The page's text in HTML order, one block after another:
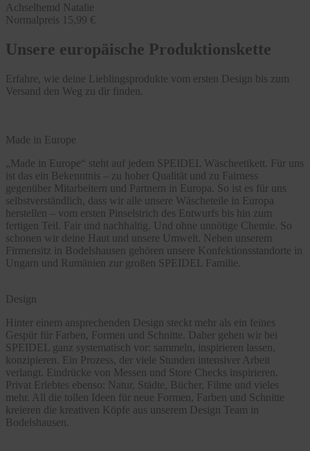
Achselhemd Natalie
Normalpreis 15,99 €
Unsere europäische Produktionskette
Erfahre, wie deine Lieblingsprodukte vom ersten Design bis zum
Versand den Weg zu dir finden.
Made in Europe
„Made in Europe“ steht auf jedem SPEIDEL Wäscheetikett. Für uns
ist das ein Bekenntnis – zu hoher Qualität und zu Fairness
gegenüber Mitarbeitern und Partnern in Europa. So ist es für uns
selbstverständlich, dass wir alle unsere Wäscheteile in Europa
herstellen – vom ersten Pinselstrich des Entwurfs bis hin zum
fertigen Teil. Fair und nachhaltig. Und ohne unnötige Chemie. So
schonen wir deine Haut und unsere Umwelt. Neben unserem
Firmensitz in Bodelshausen gehören unsere Konfektionsstandorte in
Ungarn und Rumänien zur großen SPEIDEL Familie.
Design
Hinter einem ansprechenden Design steckt mehr als ein feines
Gespür für Farben, Formen und Schnitte. Daher gehen wir bei
SPEIDEL ganz systematisch vor: sammeln, inspirieren lassen,
konzipieren. Ein Prozess, der viele Stunden intensiver Arbeit
verlangt. Eindrücke von Messen und Store Checks inspirieren.
Privat Erlebtes ebenso: Natur, Städte, Bücher, Filme und vieles
mehr. All die tollen Ideen für neue Formen, Farben und Schnitte
kreieren die kreativen Köpfe aus unserem Design Team in
Bodelshausen.